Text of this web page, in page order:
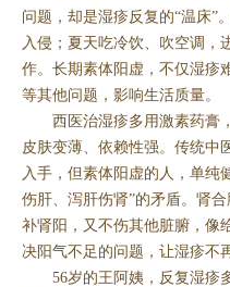
问题，却是湿疹反复的“温床”
入侵；夏天吃冷饮、吹空调，
作。长期素体阳虚，不仅湿疹
等其他问题，影响生活质量。
西医治湿疹多用激素药膏
皮肤变薄、依赖性强。传统中
入手，但素体阳虚的人，单纯
伤肝、泻肝伤肾”的矛盾。肾
补肾阳，又不伤其他脏腑，像
决阳气不足的问题，让湿疹不
56岁的王阿姨，反复湿疹